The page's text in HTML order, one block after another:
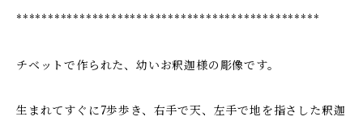
************************************************
チベットで作られた、幼いお釈迦様の彫像です。
生まれてすぐに7歩歩き、右手で天、左手で地を指さした釈迦